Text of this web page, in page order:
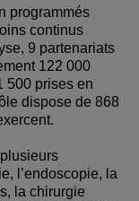
programmés
continus
9 partenariats
122 000
500 prises en
dispose de 868
l’endoscopie, la
la chirurgie